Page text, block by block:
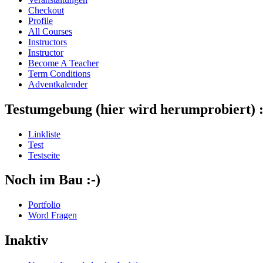
Checkout
Profile
All Courses
Instructors
Instructor
Become A Teacher
Term Conditions
Adventkalender
Testumgebung (hier wird herumprobiert)
Linkliste
Test
Testseite
Noch im Bau :-)
Portfolio
Word Fragen
Inaktiv